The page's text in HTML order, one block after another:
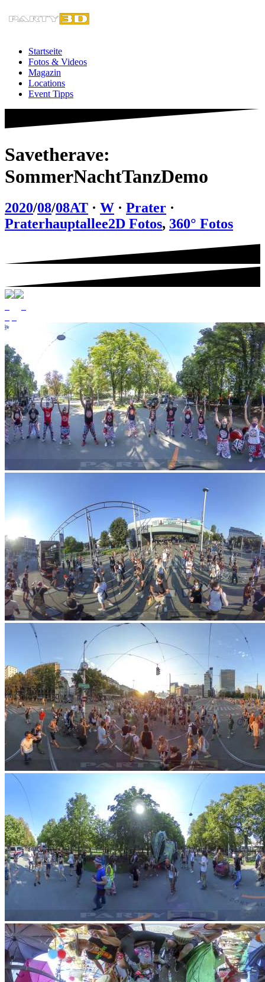
Inhalt
Startseite
Fotos & Videos
Magazin
Locations
Event Tipps
Savetherave:
SommerNachtTanzDemo
2020/08/08AT · W · Prater ·
Praterhauptallee2D Fotos, 360° Fotos